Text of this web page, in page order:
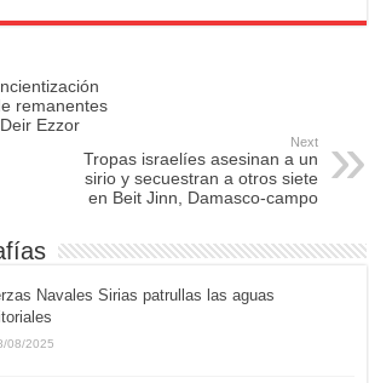
ar
e
remanentes
Ezzor
Next
Tropas israelíes asesinan a un
sirio y secuestran a otros siete
en Beit Jinn, Damasco-campo
Navales Sirias patrullas las aguas
08/2025